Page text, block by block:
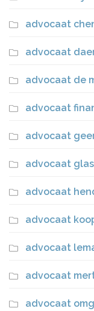
advocaat
advocaat
advocaat de
advocaat
advocaat
advocaat glas
advocaat
advocaat
advocaat
advocaat
advocaat